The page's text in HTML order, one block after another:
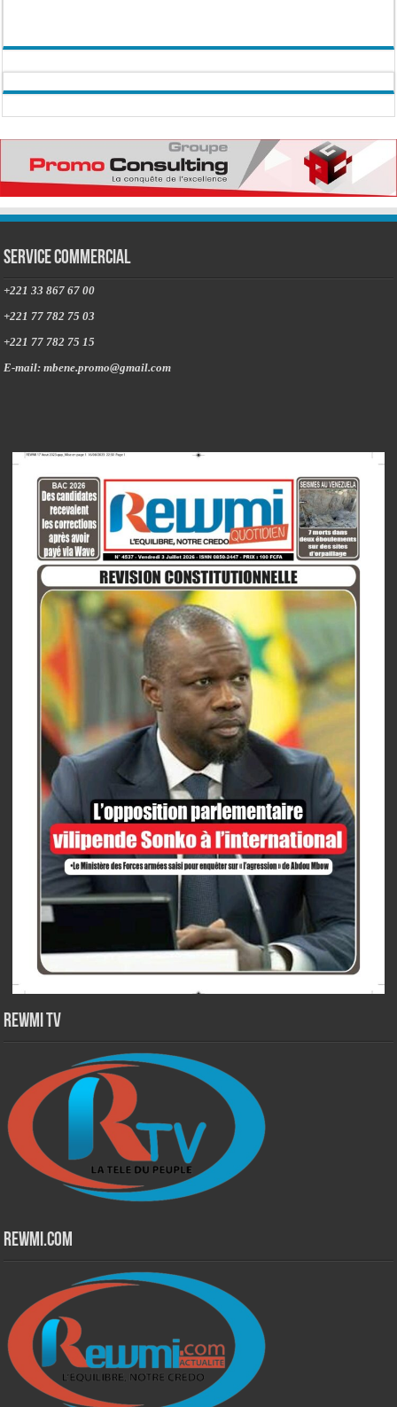
Service commercial
+221 33 867 67 00
+221 77 782 75 03
+221 77 782 75 15
E-mail: mbene.promo@gmail.com
Rewmi TV
Rewmi.Com